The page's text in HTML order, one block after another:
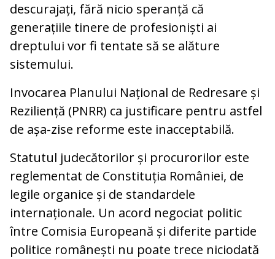
descurajați, fără nicio speranță că
generațiile tinere de profesioniști ai
dreptului vor fi tentate să se alăture
sistemului.
Invocarea Planului Național de Redresare și
Reziliență (PNRR) ca justificare pentru astfel
de așa-zise reforme este inacceptabilă.
Statutul judecătorilor și procurorilor este
reglementat de Constituția României, de
legile organice și de standardele
internaționale. Un acord negociat politic
între Comisia Europeană și diferite partide
politice românești nu poate trece niciodată